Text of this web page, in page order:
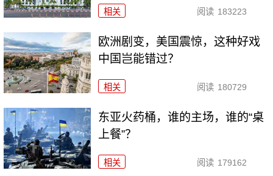
相关 阅读 183223
欧洲剧变，美国震惊，这种好戏
中国岂能错过？
相关 阅读 180729
东亚火药桶，谁的主场，谁的“桌
上餐”？
相关 阅读 179162